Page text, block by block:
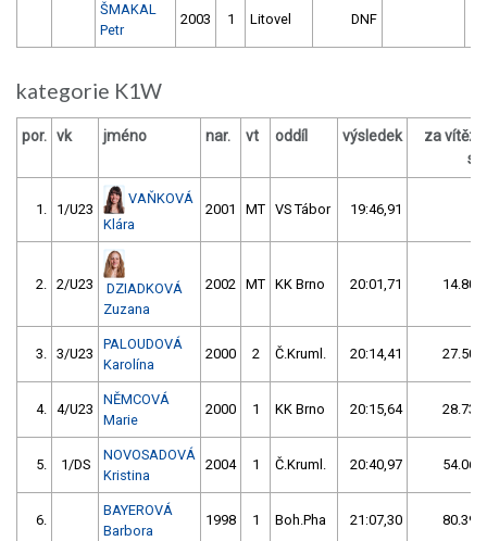
ŠMAKAL
Petr
2003 1 Litovel DNF
kategorie K1W
por. vk jméno nar. vt oddíl výsledek
za
s /
1. 1/U23
VAŇKOVÁ
Klára
2001 MT VS Tábor 19:46,91
2. 2/U23
DZIADKOVÁ
Zuzana
2002 MT KK Brno 20:01,71 14.80/
3. 3/U23
PALOUDOVÁ
Karolína
2000 2 Č.Kruml. 20:14,41 27.50/
4. 4/U23
NĚMCOVÁ
Marie
2000 1 KK Brno 20:15,64 28.73/
5. 1/DS
NOVOSADOVÁ
Kristina
2004 1 Č.Kruml. 20:40,97 54.06/
6.
BAYEROVÁ
Barbora
1998 1 Boh.Pha 21:07,30 80.39/